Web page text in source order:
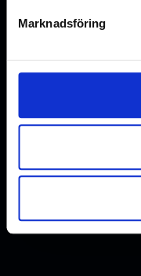
Marknadsföring